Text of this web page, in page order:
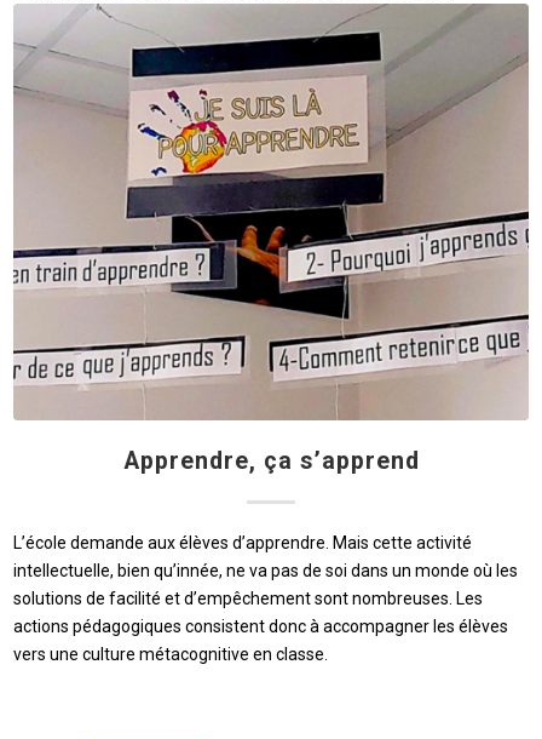
Apprendre, ça s’apprend
L’école demande aux élèves d’apprendre. Mais cette activité
intellectuelle, bien qu’innée, ne va pas de soi dans un monde où les
solutions de facilité et d’empêchement sont nombreuses. Les
actions pédagogiques consistent donc à accompagner les élèves
vers une culture métacognitive en classe.